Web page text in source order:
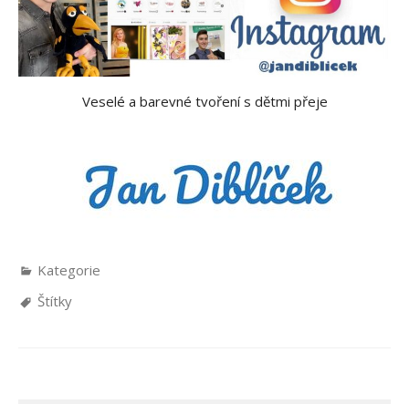
Veselé a barevné tvoření s dětmi přeje
Kategorie
Štítky